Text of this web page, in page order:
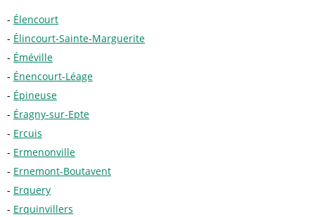
Élencourt
Élincourt-Sainte-Marguerite
Éméville
Énencourt-Léage
Épineuse
Éragny-sur-Epte
Ercuis
Ermenonville
Ernemont-Boutavent
Erquery
Erquinvillers